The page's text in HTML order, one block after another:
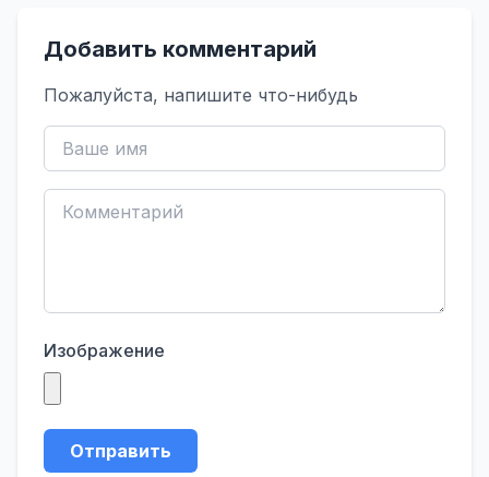
Добавить комментарий
Пожалуйста, напишите что-нибудь
Изображение
Отправить